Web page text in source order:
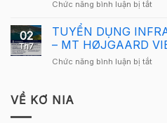
Tekla
Hà
Việt
lại
Chức năng bình luận bị tắtở
báo
–
02
Th7
TUYỂN DỤNG
– MT HØJGAARD
Chức năng bình luận bị tắtở
VỀ KƠ NIA